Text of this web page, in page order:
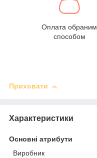
Оплата обраним
способом
Приховати
Характеристики
Основні атрибути
Виробник